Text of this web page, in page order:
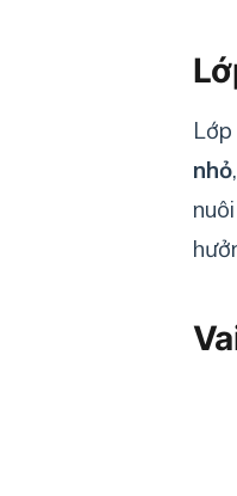
nhỏ